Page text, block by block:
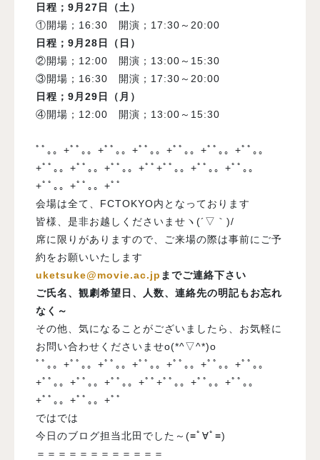
日程 ；9月27日（土）
①開場；16:30 開演；17:30～20:00
日程 ；9月28日（日）
②開場；12:00 開演；13:00～15:30
③開場；16:30 開演；17:30～20:00
日程；9月29日（月）
④開場；12:00 開演；13:00～15:30
ﾟﾟ｡。+ﾟﾟ｡。+ﾟﾟ｡。+ﾟﾟ｡。+ﾟﾟ｡。+ﾟﾟ｡。+ﾟﾟ｡。
+ﾟﾟ｡。+ﾟﾟ｡。+ﾟﾟ｡。+ﾟﾟ+ﾟﾟ｡。+ﾟﾟ｡。+ﾟﾟ｡。
+ﾟﾟ｡。+ﾟﾟ｡。+ﾟﾟ
会場は全て、FCTOKYO内となっております
皆様、是非お越しくださいませヽ(´▽｀)/
席に限りがありますので、ご来場の際は事前にご予
約をお願いいたします
uketsuke@movie.ac.jp までご連絡下さい
ご氏名、観劇希望日、人数、連絡先の明記もお忘れ
なく～
その他、気になることがございましたら、お気軽に
お問い合わせくださいませo(*^▽^*)o
ﾟﾟ｡。+ﾟﾟ｡。+ﾟﾟ｡。+ﾟﾟ｡。+ﾟﾟ｡。+ﾟﾟ｡。+ﾟﾟ｡。
+ﾟﾟ｡。+ﾟﾟ｡。+ﾟﾟ｡。+ﾟﾟ+ﾟﾟ｡。+ﾟﾟ｡。+ﾟﾟ｡。
+ﾟﾟ｡。+ﾟﾟ｡。+ﾟﾟ
ではでは
今日のブログ担当北田でした～(≡ﾟ∀ﾟ≡)
＝＝＝＝＝＝＝＝＝＝＝＝